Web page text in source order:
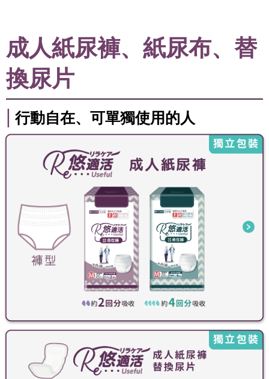
成人紙尿褲、紙尿布、替
換尿片
| 行動自在、可單獨使用的人